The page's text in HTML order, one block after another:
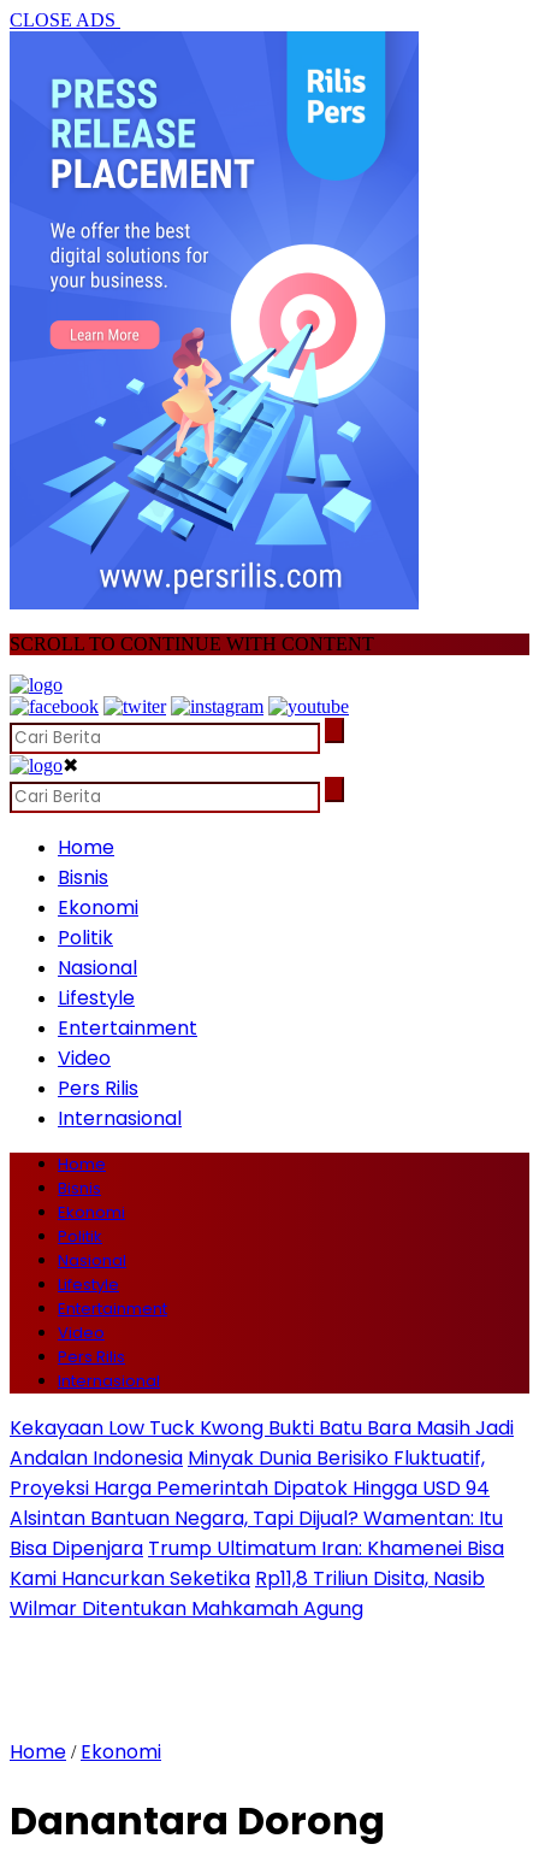
CLOSE ADS
SCROLL TO CONTINUE WITH CONTENT
✖
Home
Bisnis
Ekonomi
Politik
Nasional
Lifestyle
Entertainment
Video
Pers Rilis
Internasional
Home
Bisnis
Ekonomi
Politik
Nasional
Lifestyle
Entertainment
Video
Pers Rilis
Internasional
Kekayaan Low Tuck Kwong Bukti Batu Bara Masih Jadi
Andalan Indonesia Minyak Dunia Berisiko Fluktuatif,
Proyeksi Harga Pemerintah Dipatok Hingga USD 94
Alsintan Bantuan Negara, Tapi Dijual? Wamentan: Itu
Bisa Dipenjara Trump Ultimatum Iran: Khamenei Bisa
Kami Hancurkan Seketika Rp11,8 Triliun Disita, Nasib
Wilmar Ditentukan Mahkamah Agung
Home / Ekonomi
Danantara Dorong